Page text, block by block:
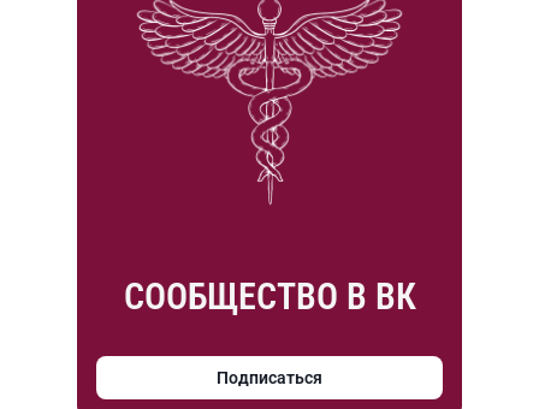
СООБЩЕСТВО В ВК
Подписаться